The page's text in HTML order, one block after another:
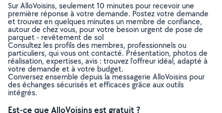
Sur AlloVoisins, seulement 10 minutes pour recevoir une
première réponse à votre demande. Postez votre demande
et trouvez en quelques minutes un membre de confiance,
autour de chez vous, pour votre besoin urgent de pose de
parquet - revêtement de sol
Consultez les profils des membres, professionnels ou
particuliers, qui vous ont contacté. Présentation, photos de
réalisation, expertises, avis : trouvez l'offreur idéal, adapté à
votre demande et à votre budget.
Conversez ensemble depuis la messagerie AlloVoisins pour
des échanges sécurisés et efficaces grâce aux outils
intégrés.
Est-ce que AlloVoisins est gratuit ?